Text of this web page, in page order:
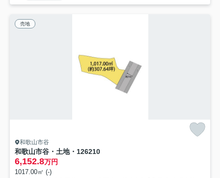
売地
和歌山市谷
和歌山市谷・土地・126210
6,152.8万円
1017.00㎡ (-)